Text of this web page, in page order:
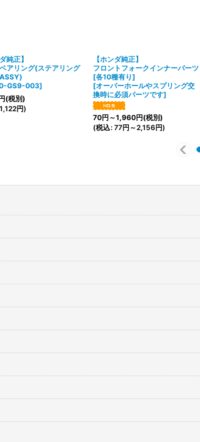
純正】
アリング(ステアリング
GS9-003]
(税別)
1,122円)
【ホンダ純正】
フロントフォークインナーパーツ
[各10種有り]
[オーバーホールやスプリング交
換時に必須パーツです]
70円 ～1,960円(税別)
(税込: 77円 ～2,156円)